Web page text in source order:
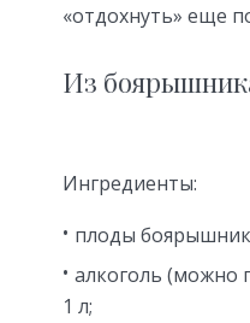
«отдохнуть» еще
Из
Ингредиенты:
плоды
алкоголь (можно
1 л;